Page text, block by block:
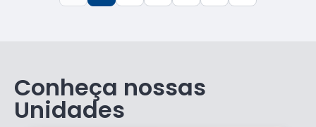
Conheça nossas
Unidades